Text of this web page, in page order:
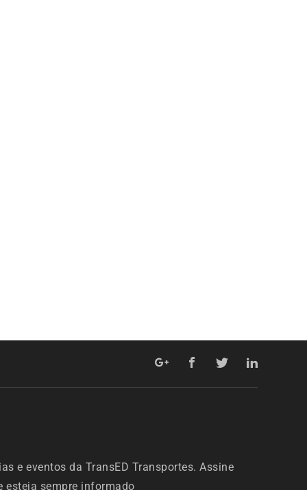
e eventos da TransED Transportes. Assine
esteja sempre informado